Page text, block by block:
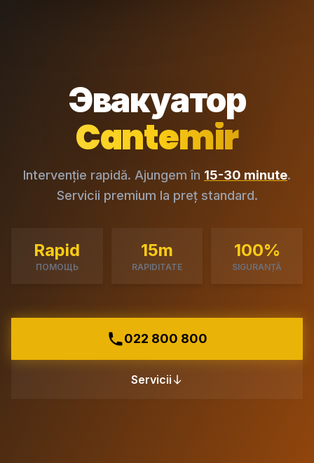
Эвакуатор
Cantemir
Intervenție rapidă. Ajungem în 15-30 minute.
Servicii premium la preț standard.
Rapid
ПОМОЩЬ
15m
RAPIDITATE
100%
SIGURANȚĂ
022 800 800
Servicii